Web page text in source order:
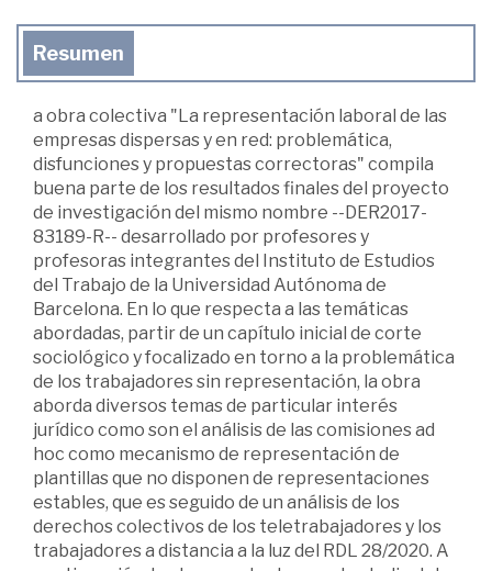
Resumen
a obra colectiva "La representación laboral de las
empresas dispersas y en red: problemática,
disfunciones y propuestas correctoras" compila
buena parte de los resultados finales del proyecto
de investigación del mismo nombre --DER2017-
83189-R-- desarrollado por profesores y
profesoras integrantes del Instituto de Estudios
del Trabajo de la Universidad Autónoma de
Barcelona. En lo que respecta a las temáticas
abordadas, partir de un capítulo inicial de corte
sociológico y focalizado en torno a la problemática
de los trabajadores sin representación, la obra
aborda diversos temas de particular interés
jurídico como son el análisis de las comisiones ad
hoc como mecanismo de representación de
plantillas que no disponen de representaciones
estables, que es seguido de un análisis de los
derechos colectivos de los teletrabajadores y los
trabajadores a distancia a la luz del RDL 28/2020. A